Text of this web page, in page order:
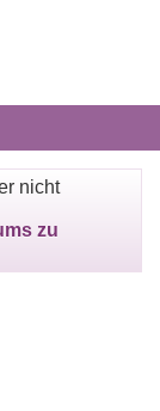
nicht
zu